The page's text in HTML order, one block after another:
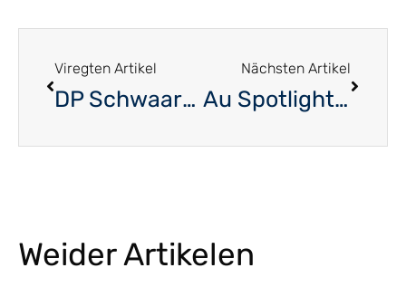
Viregten Artikel
DP Schwaarz Iernz – un nouveau départ en pleine pandémie
Nächsten Artikel
Au Spotlight: Monique Smit-Thijs
Weider Artikelen